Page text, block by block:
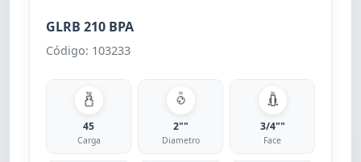
GLRB 210 BPA
Código: 103233
45
Carga
2""
Diametro
3/4""
Face